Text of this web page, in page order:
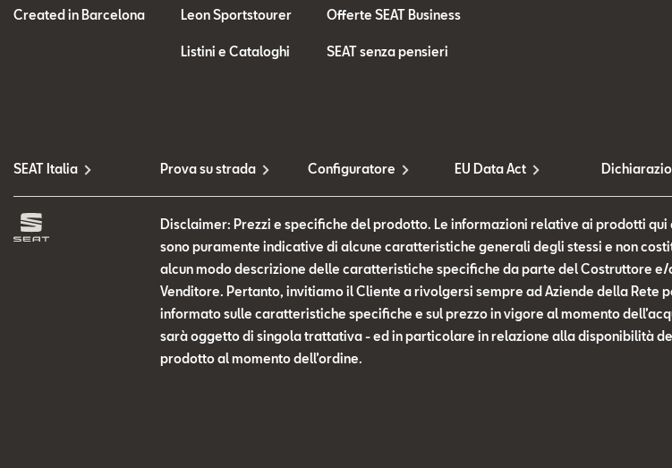
Created in Barcelona Leon Sportstourer
Listini e Cataloghi
Offerte SEAT Business
SEAT senza pensieri
SEAT Italia Prova su strada Configuratore EU Data Act
Disclaimer: Prezzi e specifiche del prodotto. Le informazioni relative ai prodotti qui
sono puramente indicative di alcune caratteristiche generali degli stessi e non
alcun modo descrizione delle caratteristiche specifiche da parte del Costruttore e/
Venditore. Pertanto, invitiamo il Cliente a rivolgersi sempre ad Aziende della Rete
informato sulle caratteristiche specifiche e sul prezzo in vigore al momento
sarà oggetto di singola trattativa - ed in particolare in relazione alla disponibilità
prodotto al momento dell’ordine.